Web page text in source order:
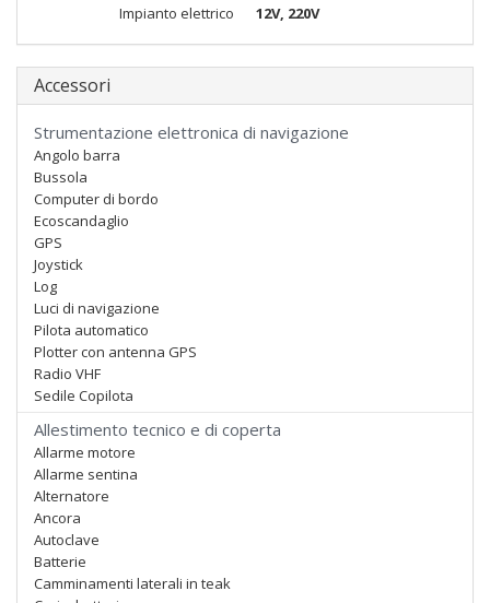
Impianto elettrico
12V, 220V
Accessori
Strumentazione elettronica di navigazione
Angolo barra
Bussola
Computer di bordo
Ecoscandaglio
GPS
Joystick
Log
Luci di navigazione
Pilota automatico
Plotter con antenna GPS
Radio VHF
Sedile Copilota
Allestimento tecnico e di coperta
Allarme motore
Allarme sentina
Alternatore
Ancora
Autoclave
Batterie
Camminamenti laterali in teak